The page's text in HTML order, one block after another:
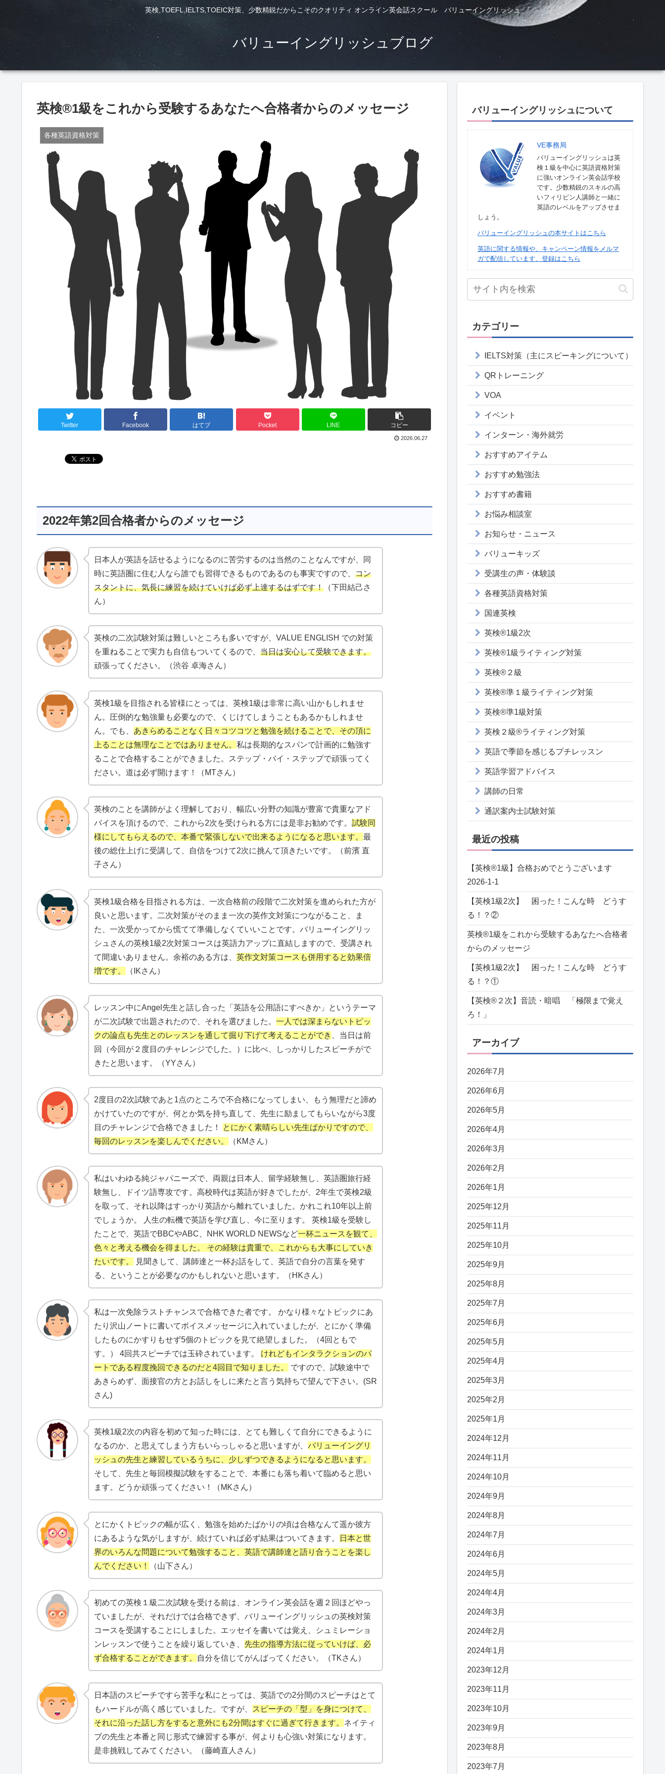
英検,TOEFL,IELTS,TOEIC対策、少数精鋭だからこそのクオリティ オンライン英会話スクール バリューイングリッシュ
バリューイングリッシュブログ
英検®️1級をこれから受験するあなたへ合格者からのメッセージ
各種英語資格対策
Twitter Facebook はてブ Pocket LINE コピー
2026.06.27
2022年第2回合格者からのメッセージ
日本人が英語を話せるようになるのに苦労するのは当然のことなんですが、同
時に英語圏に住む人なら誰でも習得できるものであるのも事実ですので、 コン
スタントに、気長に練習を続けていけば必ず上達するはずです！ （下田結己さ
ん）
英検の二次試験対策は難しいところも多いですが、VALUE ENGLISH での対策
を重ねることで実力も自信もついてくるので、 当日は安心して受験できます。
頑張ってください。（渋谷 卓海さん）
英検1級を目指される皆様にとっては、英検1級は非常に高い山かもしれませ
ん。圧倒的な勉強量も必要なので、くじけてしまうこともあるかもしれませ
ん。でも、 あきらめることなく日々コツコツと勉強を続けることで、その頂に
上ることは無理なことではありません。 私は長期的なスパンで計画的に勉強す
ることで合格することができました。ステップ・バイ・ステップで頑張ってく
ださい。道は必ず開けます！（MTさん）
英検のことを講師がよく理解しており、幅広い分野の知識が豊富で貴重なアド
バイスを頂けるので、これから2次を受けられる方には是非お勧めです。 試験同
様にしてもらえるので、本番で緊張しないで出来るようになると思います。 最
後の総仕上げに受講して、自信をつけて2次に挑んて頂きたいです。（前濱 直
子さん）
英検1級合格を目指される方は、一次合格前の段階で二次対策を進められた方が
良いと思います。二次対策がそのまま一次の英作文対策につながること、ま
た、一次受かってから慌てて準備しなくていいことです。バリューイングリッ
シュさんの英検1級2次対策コースは英語力アップに直結しますので、受講され
て間違いありません。余裕のある方は、 英作文対策コースも併用すると効果倍
増です。
（IKさん）
レッスン中にAngel先生と話し合った「英語を公用語にすべきか」というテーマ
が二次試験で出題されたので、それを選びました。 一人では深まらないトピッ
クの論点も先生とのレッスンを通して掘り下げて考えることができ
、当日は前
回（今回が２度目のチャレンジでした。）に比べ、しっかりしたスピーチがで
きたと思います。（YYさん）
2度目の2次試験であと1点のところで不合格になってしまい、もう無理だと諦め
かけていたのですが、何とか気を持ち直して、先生に励ましてもらいながら3度
目のチャレンジで合格できました！
とにかく素晴らしい先生ばかりですので、
毎回のレッスンを楽しんでください。
（KMさん）
私はいわゆる純ジャパニーズで、両親は日本人、留学経験無し、英語圏旅行経
験無し、ドイツ語専攻です。高校時代は英語が好きでしたが、2年生で英検2級
を取って、それ以降はすっかり英語から離れていました。かれこれ10年以上前
でしょうか。 人生の転機で英語を学び直し、今に至ります。 英検1級を受験し
たことで、英語でBBCやABC、NHK WORLD NEWSなど一杯ニュースを観て、
色々と考える機会を得ました。 その経験は貴重で、これからも大事にしていき
たいです。
見聞きして、講師達と一杯お話をして、英語で自分の言葉を発す
る、ということが必要なのかもしれないと思います。（HKさん）
私は一次免除ラストチャンスで合格できた者です。 かなり様々なトピックにあ
たり沢山ノートに書いてボイスメッセージに入れていましたが、とにかく準備
したものにかすりもせず5個のトピックを見て絶望しました。（4回ともで
す。） 4回共スピーチでは玉砕されています。 けれどもインタラクションのパ
ートである程度挽回できるのだと4回目で知りました。
ですので、試験途中で
あきらめず、面接官の方とお話しをしに来たと言う気持ちで望んで下さい。(SR
さん)
英検1級2次の内容を初めて知った時には、とても難しくて自分にできるように
なるのか、と思えてしまう方もいらっしゃると思いますが、 バリューイングリ
ッシュの先生と練習しているうちに、少しずつできるようになると思います。
そして、先生と毎回模擬試験をすることで、本番にも落ち着いて臨めると思い
ます。どうか頑張ってください！（MKさん）
とにかくトピックの幅が広く、勉強を始めたばかりの頃は合格なんて遥か彼方
にあるような気がしますが、続けていれば必ず結果はついてきます。
日本と世
界のいろんな問題について勉強すること、英語で講師達と語り合うことを楽し
んでください！
（山下さん）
初めての英検１級二次試験を受ける前は、オンライン英会話を週２回ほどやっ
ていましたが、それだけでは合格できず、バリューイングリッシュの英検対策
コースを受講することにしました。エッセイを書いては覚え、シュミレーショ
ンレッスンで使うことを繰り返していき、 先生の指導方法に従っていけば、必
ず合格することができます。
自分を信じてがんばってください。（TKさん）
日本語のスピーチですら苦手な私にとっては、英語での2分間のスピーチはとて
もハードルが高く感じていました。ですが、
スピーチの「型」を身につけて、
それに沿った話し方をすると意外にも2分間はすぐに過ぎて行きます。 ネイティ
ブの先生と本番と同じ形式で練習する事が、何よりも心強い対策になります。
是非挑戦してみてください。（藤崎直人さん）
バリューイングリッシュについて
VE事務局
バリューイングリッシュは英
検１級を中心に英語資格対策
に強いオンライン英会話学校
です。少数精鋭のスキルの高
いフィリピン人講師と一緒に
英語のレベルをアップさせま
しょう。
バリューイングリッシュの本サイトはこちら
英語に関する情報や、キャンペーン情報をメルマ
ガで配信しています、登録はこちら
カテゴリー
IELTS対策（主にスピーキングについて）
QRトレーニング
VOA
イベント
インターン・海外就労
おすすめアイテム
おすすめ勉強法
おすすめ書籍
お悩み相談室
お知らせ・ニュース
バリューキッズ
受講生の声・体験談
各種英語資格対策
国連英検
英検®1級2次
英検®1級ライティング対策
英検®２級
英検®準１級ライティング対策
英検®準1級対策
英検２級®ライティング対策
英語で季節を感じるプチレッスン
英語学習アドバイス
講師の日常
通訳案内士試験対策
最近の投稿
【英検®️1級】合格おめでとうございます
2026-1-1
【英検1級2次】 困った！こんな時 どうす
る！？②
英検®️1級をこれから受験するあなたへ合格者
からのメッセージ
【英検1級2次】 困った！こんな時 どうす
る！？①
【英検®️２次】音読・暗唱 「極限まで覚え
ろ！」
アーカイブ
2026年7月
2026年6月
2026年5月
2026年4月
2026年3月
2026年2月
2026年1月
2025年12月
2025年11月
2025年10月
2025年9月
2025年8月
2025年7月
2025年6月
2025年5月
2025年4月
2025年3月
2025年2月
2025年1月
2024年12月
2024年11月
2024年10月
2024年9月
2024年8月
2024年7月
2024年6月
2024年5月
2024年4月
2024年3月
2024年2月
2024年1月
2023年12月
2023年11月
2023年10月
2023年9月
2023年8月
2023年7月